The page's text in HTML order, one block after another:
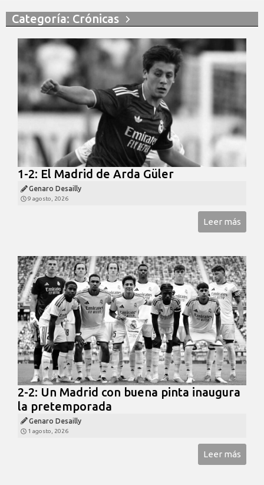
Categoría: Crónicas
1-2: El Madrid de Arda Güler
Genaro Desailly
9 agosto, 2026
Leer más
2-2: Un Madrid con buena pinta inaugura
la pretemporada
Genaro Desailly
1 agosto, 2026
Leer más